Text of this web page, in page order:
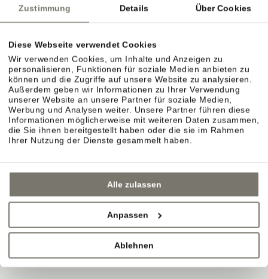
Zustimmung Details Über Cookies
Diese Webseite verwendet Cookies
Wir verwenden Cookies, um Inhalte und Anzeigen zu
personalisieren, Funktionen für soziale Medien anbieten zu
können und die Zugriffe auf unsere Website zu analysieren.
Außerdem geben wir Informationen zu Ihrer Verwendung
unserer Website an unsere Partner für soziale Medien,
Werbung und Analysen weiter. Unsere Partner führen diese
Informationen möglicherweise mit weiteren Daten zusammen,
die Sie ihnen bereitgestellt haben oder die sie im Rahmen
Ihrer Nutzung der Dienste gesammelt haben.
Alle zulassen
Anpassen
Ablehnen
WEINGUT STROBLHOF: WEIN ERLEBEN,
VERSTEHEN UND GENIESSEN
Eigenes Weingut in Eppan: Reben, Lagen und
Das Weingut ist der Ursprung des Stroblhofs.
Rund um Eppan wachsen die Reben an der
Südtiroler Weinstraße. Im Keller entstehen Weine
mit klarer Linie und Handschrift.